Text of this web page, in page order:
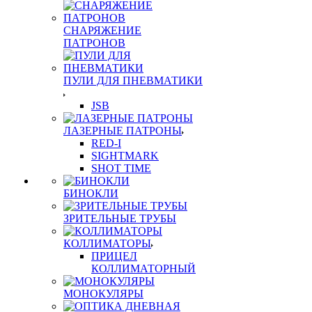
СНАРЯЖЕНИЕ
ПАТРОНОВ
ПУЛИ ДЛЯ ПНЕВМАТИКИ
JSB
ЛАЗЕРНЫЕ ПАТРОНЫ
RED-I
SIGHTMARK
SHOT TIME
БИНОКЛИ
ЗРИТЕЛЬНЫЕ ТРУБЫ
КОЛЛИМАТОРЫ
ПРИЦЕЛ
КОЛЛИМАТОРНЫЙ
МОНОКУЛЯРЫ